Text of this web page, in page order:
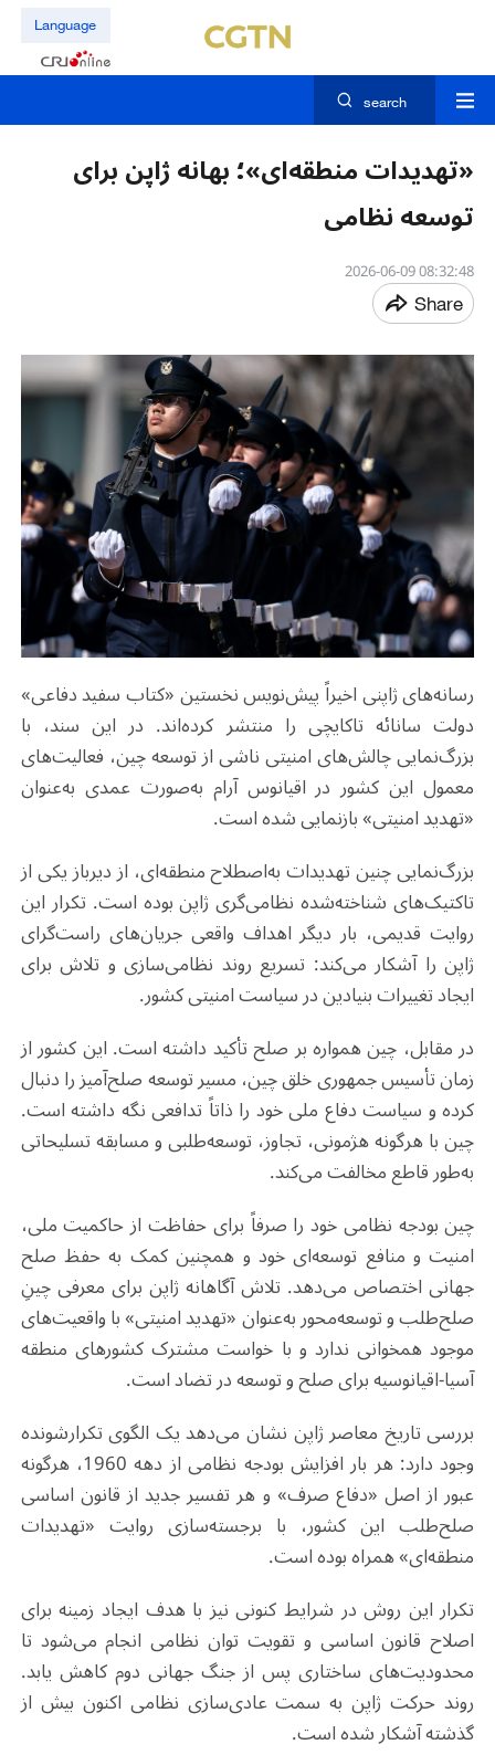
Language
search
«تهدیدات منطقه‌ای»؛ بهانه ژاپن برای
توسعه نظامی
08:32:48 2026-06-09
Share
رسانه‌های ژاپنی اخیراً پیش‌نویس نخستین «کتاب سفید دفاعی»
دولت سانائه تاکایچی را منتشر کرده‌اند. در این سند، با
بزرگ‌نمایی چالش‌های امنیتی ناشی از توسعه چین، فعالیت‌های
معمول این کشور در اقیانوس آرام به‌صورت عمدی به‌عنوان
«تهدید امنیتی» بازنمایی شده است.
بزرگ‌نمایی چنین تهدیدات به‌اصطلاح منطقه‌ای، از دیرباز یکی از
تاکتیک‌های شناخته‌شده نظامی‌گری ژاپن بوده است. تکرار این
روایت قدیمی، بار دیگر اهداف واقعی جریان‌های راست‌گرای
ژاپن را آشکار می‌کند: تسریع روند نظامی‌سازی و تلاش برای
ایجاد تغییرات بنیادین در سیاست امنیتی کشور.
در مقابل، چین همواره بر صلح تأکید داشته است. این کشور از
زمان تأسیس جمهوری خلق چین، مسیر توسعه صلح‌آمیز را دنبال
کرده و سیاست دفاع ملی خود را ذاتاً تدافعی نگه داشته است.
چین با هرگونه هژمونی، تجاوز، توسعه‌طلبی و مسابقه تسلیحاتی
به‌طور قاطع مخالفت می‌کند.
چین بودجه نظامی خود را صرفاً برای حفاظت از حاکمیت ملی،
امنیت و منافع توسعه‌ای خود و همچنین کمک به حفظ صلح
جهانی اختصاص می‌دهد. تلاش آگاهانه ژاپن برای معرفی چینِ
صلح‌طلب و توسعه‌محور به‌عنوان «تهدید امنیتی» با واقعیت‌های
موجود همخوانی ندارد و با خواست مشترک کشورهای منطقه
آسیا-اقیانوسیه برای صلح و توسعه در تضاد است.
بررسی تاریخ معاصر ژاپن نشان می‌دهد یک الگوی تکرارشونده
وجود دارد: هر بار افزایش بودجه نظامی از دهه 1960، هرگونه
عبور از اصل «دفاع صرف» و هر تفسیر جدید از قانون اساسی
صلح‌طلب این کشور، با برجسته‌سازی روایت «تهدیدات
منطقه‌ای» همراه بوده است.
تکرار این روش در شرایط کنونی نیز با هدف ایجاد زمینه برای
اصلاح قانون اساسی و تقویت توان نظامی انجام می‌شود تا
محدودیت‌های ساختاری پس از جنگ جهانی دوم کاهش یابد.
روند حرکت ژاپن به سمت عادی‌سازی نظامی اکنون بیش از
گذشته آشکار شده است.